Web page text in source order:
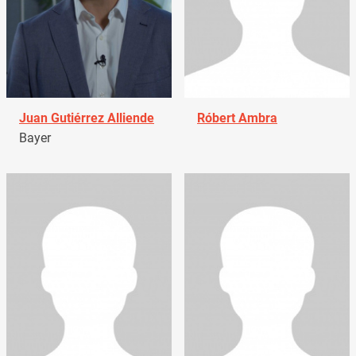
Juan Gutiérrez Alliende
Bayer
Róbert Ambra